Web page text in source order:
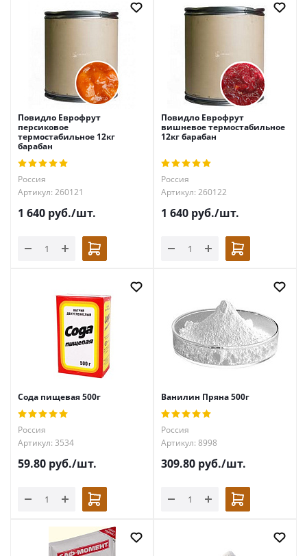
Повидло Еврофрут
персиковое
термостабильное 12кг
барабан
Россия
Артикул: 260121
1 640 руб./шт.
Повидло Еврофрут
вишневое термостабильное
12кг барабан
Россия
Артикул: 260122
1 640 руб./шт.
Сода пищевая 500г
Россия
Артикул: 3534
59.80 руб./шт.
Ванилин Пряна 500г
Россия
Артикул: 8998
309.80 руб./шт.